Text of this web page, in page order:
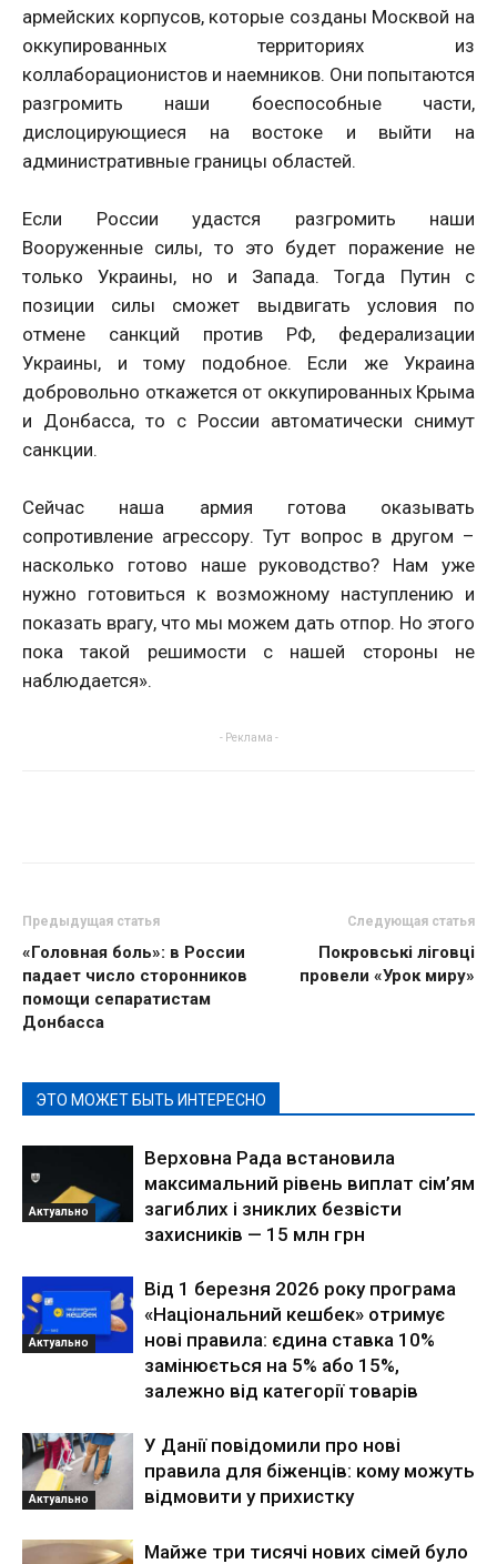
армейских корпусов, которые созданы Москвой на
оккупированных территориях из
коллаборационистов и наемников. Они попытаются
разгромить наши боеспособные части,
дислоцирующиеся на востоке и выйти на
административные границы областей.
Если России удастся разгромить наши
Вооруженные силы, то это будет поражение не
только Украины, но и Запада. Тогда Путин с
позиции силы сможет выдвигать условия по
отмене санкций против РФ, федерализации
Украины, и тому подобное. Если же Украина
добровольно откажется от оккупированных Крыма
и Донбасса, то с России автоматически снимут
санкции.
Сейчас наша армия готова оказывать
сопротивление агрессору. Тут вопрос в другом –
насколько готово наше руководство? Нам уже
нужно готовиться к возможному наступлению и
показать врагу, что мы можем дать отпор. Но этого
пока такой решимости с нашей стороны не
наблюдается».
- Реклама -
Предыдущая статья
«Головная боль»: в России
падает число сторонников
помощи сепаратистам
Донбасса
Следующая статья
Покровські ліговці
провели «Урок миру»
ЭТО МОЖЕТ БЫТЬ ИНТЕРЕСНО
Актуально
Верховна Рада встановила
максимальний рівень виплат сім’ям
загиблих і зниклих безвісти
захисників — 15 млн грн
Актуально
Від 1 березня 2026 року програма
«Національний кешбек» отримує
нові правила: єдина ставка 10%
замінюється на 5% або 15%,
залежно від категорії товарів
Актуально
У Данії повідомили про нові
правила для біженців: кому можуть
відмовити у прихистку
Майже три тисячі нових сімей було